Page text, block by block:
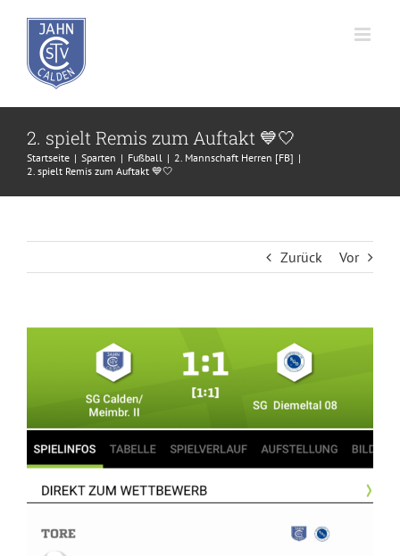
springen
2. spielt Remis zum Auftakt 💙🤍
Startseite Sparten Fußball
2. Mannschaft Herren [FB]
2. spielt Remis zum Auftakt 💙🤍
Zurück Vor